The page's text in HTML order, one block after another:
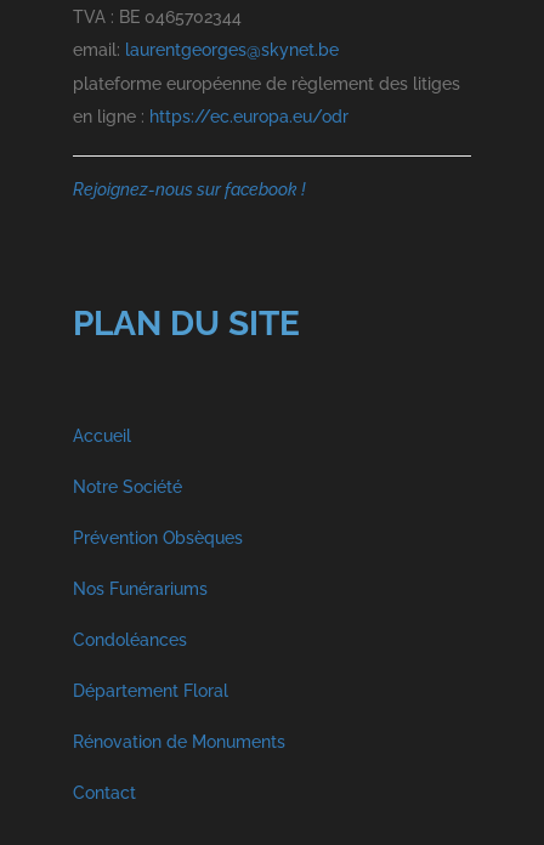
TVA : BE 0465702344
email: laurentgeorges@skynet.be
plateforme européenne de règlement des litiges
en ligne : https://ec.europa.eu/odr
Rejoignez-nous sur facebook !
PLAN DU SITE
Accueil
Notre Société
A propos
Nos Services
Visite Virtuelle
Crémation et Inhumation
Prévention Obsèques
Nos Funérariums
Funérarium à Malmedy
Funérarium à Faymonville
Funérarium à Vielsam
Condoléances
Décès Georges et Fils SPRL
Décès Libouton
Hommages
Département Floral
Rénovation de Monuments
Contact